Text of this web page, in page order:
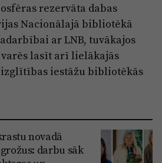
rezervāta dabas
Nacionālajā bibliotēkā
ar LNB, tuvākajos
varēs lasīt arī lielākajās
iestāžu bibliotēkās
novadā
darbu sāk